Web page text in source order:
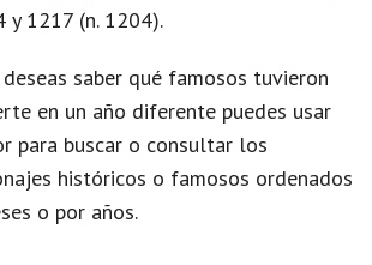
y 1217 (n. 1204).
deseas saber qué famosos tuvieron
en un año diferente puedes usar
para buscar o consultar los
históricos o famosos ordenados
o por años.